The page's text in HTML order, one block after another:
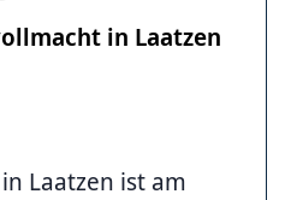
in Laatzen
Laatzen ist am